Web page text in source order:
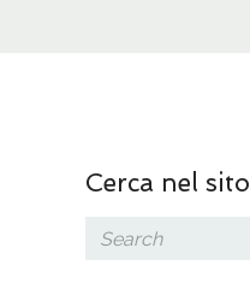
Cerca nel sito